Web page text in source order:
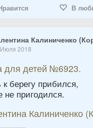
В
Калиниченко
2018
для детей №6923.
к берегу прибился,
не пригодился.
Калиниченко